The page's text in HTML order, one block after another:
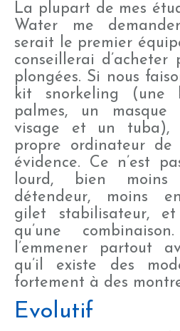
La plupart de mes
Water me
serait le premier
conseillerai d’acheter
plongées. Si nous
kit snorkeling (une
palmes, un
visage et un tuba),
propre ordinateur
évidence. Ce n’est
lourd, bien moins
détendeur, moins
gilet stabilisateur,
qu’une
l’emmener partout
qu’il existe des
fortement à des
Evolutif